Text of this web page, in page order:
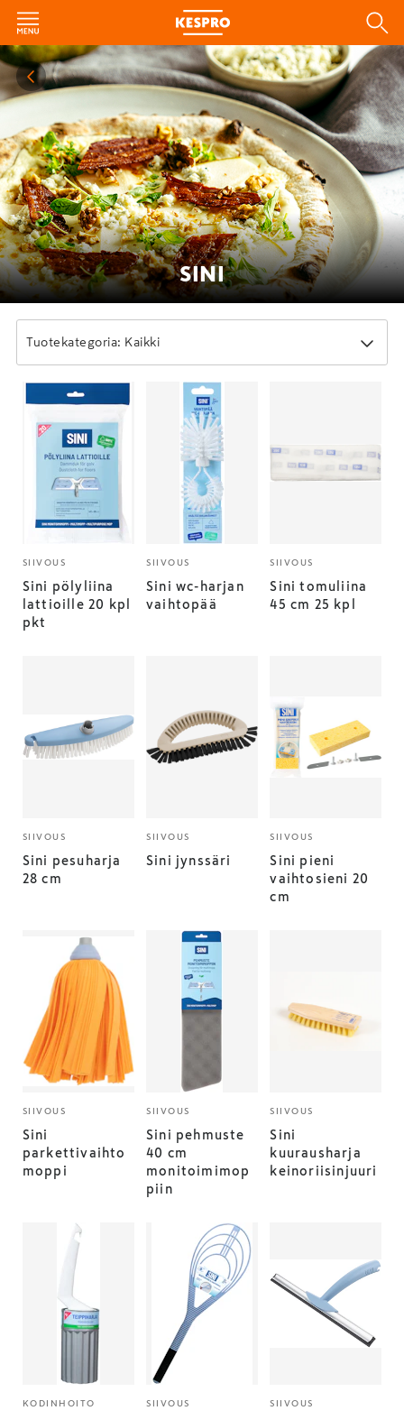
SINI
Tuotekategoria: Kaikki
SIIVOUS
Sini pölyliina
lattioille 20 kpl
pkt
SIIVOUS
Sini wc-harjan
vaihtopää
SIIVOUS
Sini tomuliina
45 cm 25 kpl
SIIVOUS
Sini pesuharja
28 cm
SIIVOUS
Sini jynssäri
SIIVOUS
Sini pieni
vaihtosieni 20
cm
SIIVOUS
Sini
parkettivaihto
moppi
SIIVOUS
Sini pehmuste
40 cm
monitoimimop
piin
SIIVOUS
Sini
kuurausharja
keinoriisinjuuri
KODINHOITO SIIVOUS SIIVOUS